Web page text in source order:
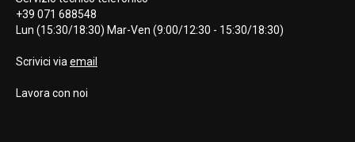
+39 071 688548
Lun (15:30/18:30) Mar-Ven (9:00/12:30 - 15:30/18:30)
Scrivici viaemail
Lavora con noi